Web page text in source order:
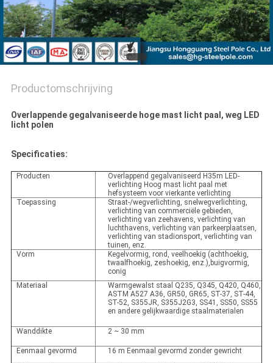
Productomschrijving
Overlappende gegalvaniseerde hoge mast licht paal, weg LED
licht polen
Specificaties:
Producten
Overlappend gegalvaniseerd H35m LED-
verlichting Hoog mast licht paal met
hefsysteem voor vierkante verlichting
Toepassing
Straat-/wegverlichting, snelwegverlichting,
verlichting van commerciële gebieden,
verlichting van zeehavens, verlichting van
luchthavens, verlichting van parkeerplaatsen,
verlichting van stadionsport, verlichting van
tuinen, enz.
Vorm
Kegelvormig, rond, veelhoekig (achthoekig,
twaalfhoekig, zeshoekig, enz.),buigvormig,
conig
Materiaal
Warmgewalst staal Q235, Q345, Q420, Q460,
ASTM A527 A36, GR50, GR65, ST-37, ST-44,
ST-52, S355JR, S355J2G3, SS41, SS50, SS55
en andere gelijkwaardige staalmaterialen
Wanddikte 2 ~ 30 mm
Eenmaal gevormd
16 m Eenmaal gevormd zonder gewricht